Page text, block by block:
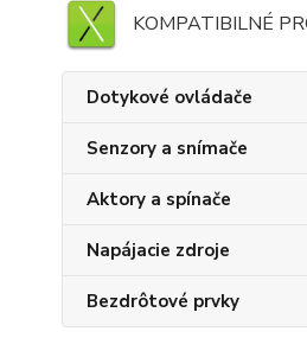
KOMPATIBILNÉ
Dotykové ovládače
Senzory a snímače
Aktory a spínače
Napájacie zdroje
Bezdrôtové prvky